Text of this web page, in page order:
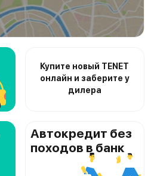
Купите новый TENET
онлайн и заберите у
дилера
Автокредит без
походов в банк